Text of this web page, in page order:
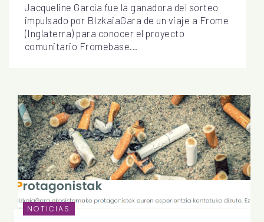
Jacqueline García fue la ganadora del sorteo
impulsado por BIzkaiaGara de un viaje a Frome
(Inglaterra) para conocer el proyecto
comunitario Fromebase...
NOTICIAS